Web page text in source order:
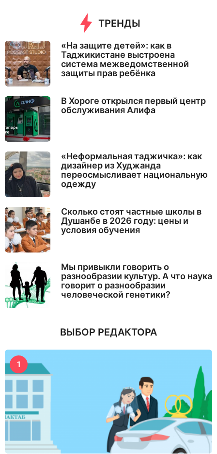
ТРЕНДЫ
«На защите детей»: как в
Таджикистане выстроена
система межведомственной
защиты прав ребёнка
В Хороге открылся первый центр
обслуживания Алифа
«Неформальная таджичка»: как
дизайнер из Худжанда
переосмысливает национальную
одежду
Сколько стоят частные школы в
Душанбе в 2026 году: цены и
условия обучения
Мы привыкли говорить о
разнообразии культур. А что наука
говорит о разнообразии
человеческой генетики?
ВЫБОР РЕДАКТОРА
1